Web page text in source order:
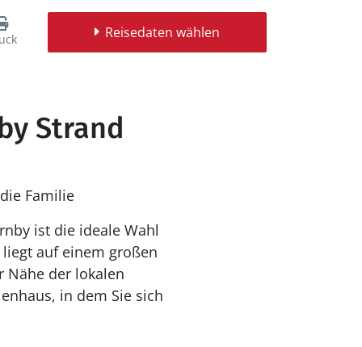
Reisedaten wählen
Strand
Familie
ist die ideale Wahl
auf einem großen
Nähe der lokalen
in dem Sie sich